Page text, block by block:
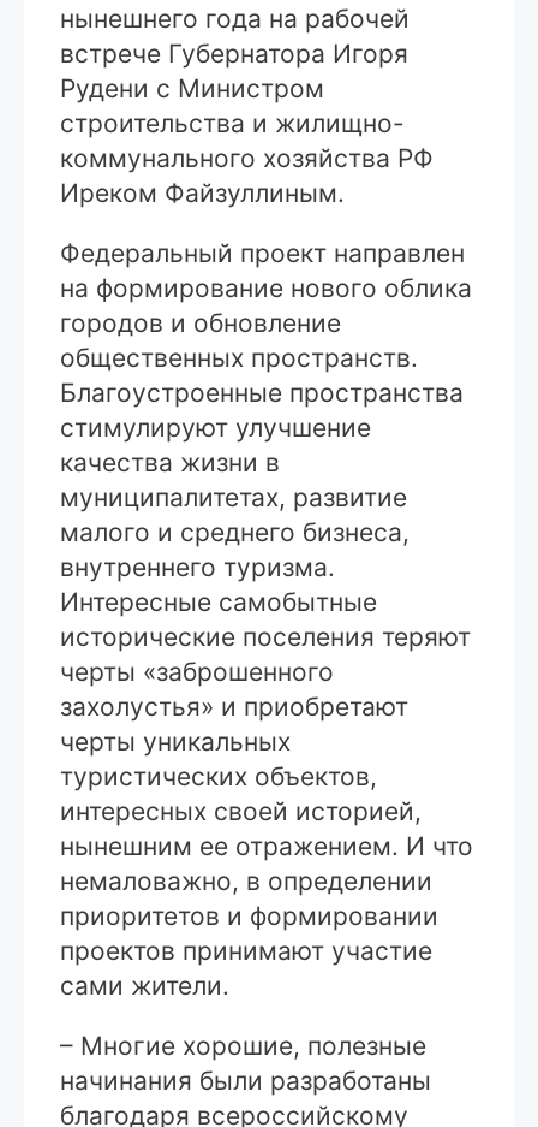
нынешнего года на рабочей
встрече Губернатора Игоря
Рудени с Министром
строительства и жилищно-
коммунального хозяйства РФ
Иреком Файзуллиным.
Федеральный проект направлен
на формирование нового облика
городов и обновление
общественных пространств.
Благоустроенные пространства
стимулируют улучшение
качества жизни в
муниципалитетах, развитие
малого и среднего бизнеса,
внутреннего туризма.
Интересные самобытные
исторические поселения теряют
черты «заброшенного
захолустья» и приобретают
черты уникальных
туристических объектов,
интересных своей историей,
нынешним ее отражением. И что
немаловажно, в определении
приоритетов и формировании
проектов принимают участие
сами жители.
– Многие хорошие, полезные
начинания были разработаны
благодаря всероссийскому